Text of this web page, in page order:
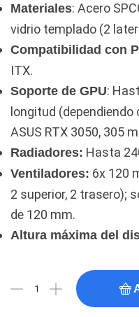
Materiales: Acero
vidrio templado (2
Compatibilidad con
ITX.
Soporte de GPU:
longitud
ASUS RTX 3050, 305
Radiadores: Hasta
Ventiladores: 6x 120
2 superior, 2 trasero);
de 120 mm.
Altura máxima del